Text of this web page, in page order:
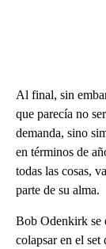
Al final, sin
que parecía no
demanda, sino
en términos de
todas las cosas,
parte de su alma.
Bob Odenkirk se
colapsar en el set